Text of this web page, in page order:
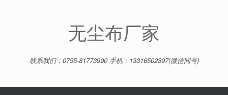
无尘布厂家
联系我们：0755-81773990 手机：13316502397(微信同号)